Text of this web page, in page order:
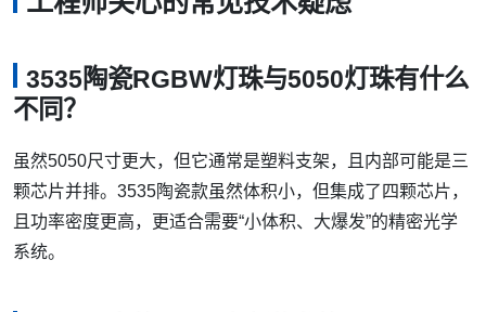
3535陶瓷RGBW灯珠与5050灯珠有什么
不同？
虽然5050尺寸更大，但它通常是塑料支架，且内部可能是三
颗芯片并排。3535陶瓷款虽然体积小，但集成了四颗芯片，
且功率密度更高，更适合需要“小体积、大爆发”的精密光学
系统。